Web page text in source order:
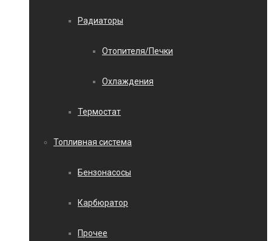
Радиаторы
Отопителя/Печки
Охлаждения
Термостат
Топливная система
Бензонасосы
Карбюратор
Прочее